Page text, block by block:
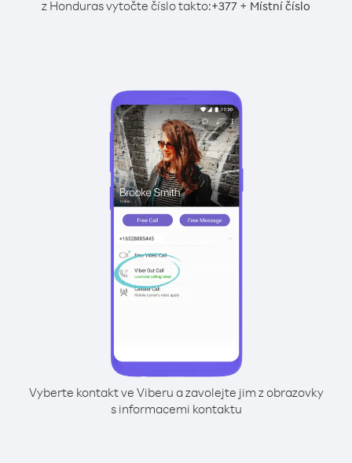
z Honduras vytočte číslo takto:+377 + Místní číslo
Vyberte kontakt ve Viberu a zavolejte jim z obrazovky
s informacemi kontaktu